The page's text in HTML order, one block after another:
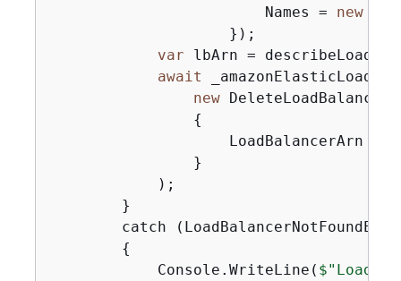
                        Names =
new
                    });
var lbArn =
await
new
{
LoadBalancerArn =
                }
            );
        }
catch
{
            Console.WriteLine(
$"Load